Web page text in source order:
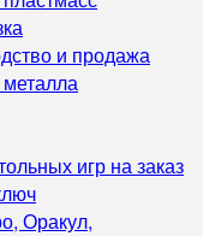
и продажа
игр на заказ
Оракул,